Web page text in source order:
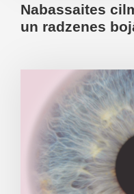
Nabassaites
un radzenes